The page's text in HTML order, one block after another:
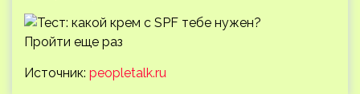
Пройти еще раз
Источник: peopletalk.ru